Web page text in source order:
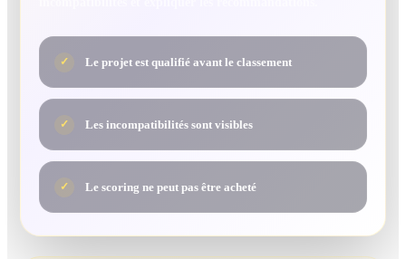
✓ Le projet est qualifié avant le classement
✓ Les incompatibilités sont visibles
✓ Le scoring ne peut pas être acheté